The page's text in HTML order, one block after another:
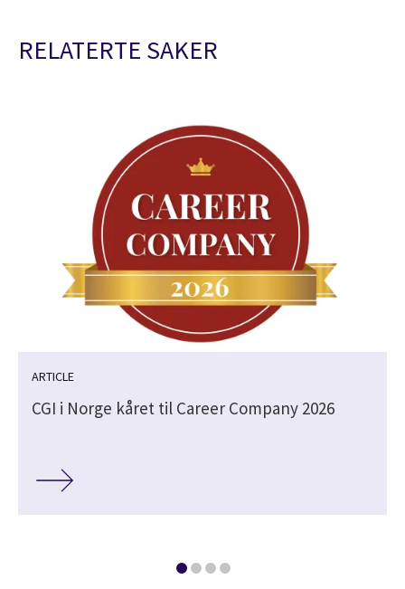
RELATERTE SAKER
ARTICLE
CGI i Norge kåret til Career Company 2026